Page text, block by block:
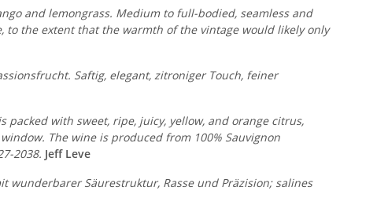
and lemongrass. Medium to full-bodied, seamless and
the extent that the warmth of the vintage would likely only
Saftig, elegant, zitroniger Touch, feiner
with sweet, ripe, juicy, yellow, and orange citrus,
The wine is produced from 100% Sauvignon
2038. Jeff Leve
wunderbarer Säurestruktur, Rasse und Präzision; salines